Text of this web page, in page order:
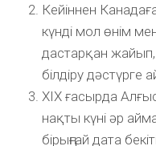
Кейіннен
күнді мол өнім
дастарқан
білдіру дәстүрге
XIX ғасырда
нақты күні әр
бірыңғай дата